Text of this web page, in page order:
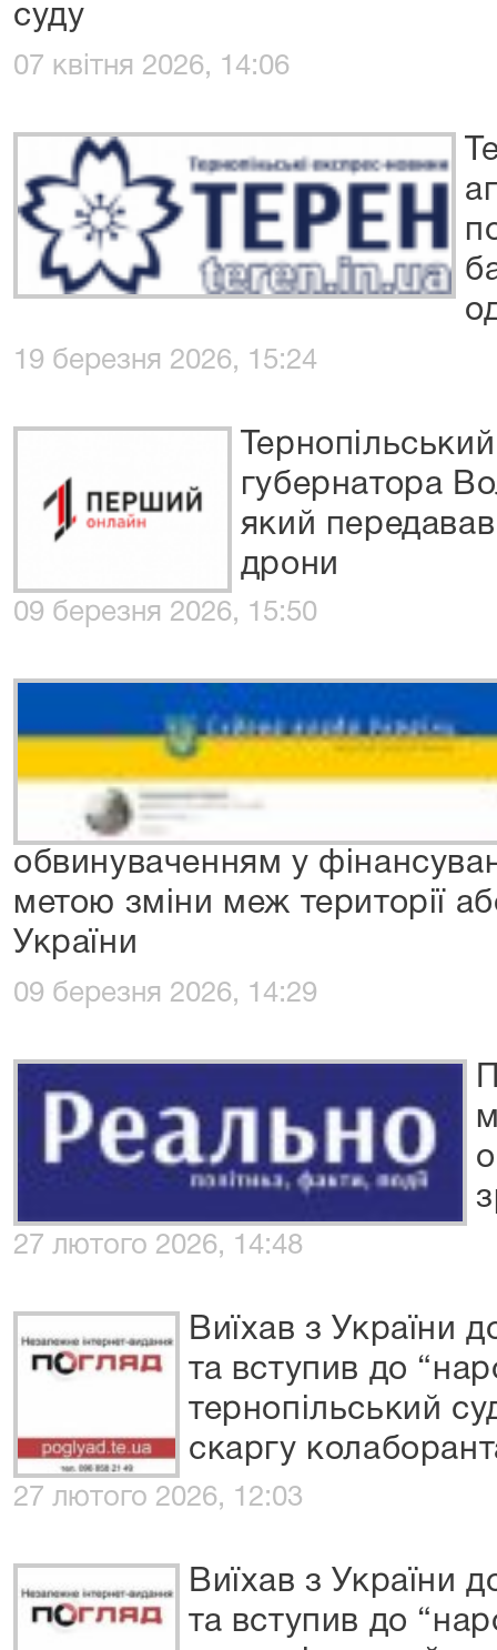
суду
07 квітня 2026, 14:06
19 березня 2026, 15:24
губернатора
який передавав
дрони
09 березня 2026, 15:50
обвинуваченням у
метою зміни меж території
України
09 березня 2026, 14:29
27 лютого 2026, 14:48
Виїхав з України
та вступив до
тернопільський
скаргу
27 лютого 2026, 12:03
Виїхав з України
та вступив до